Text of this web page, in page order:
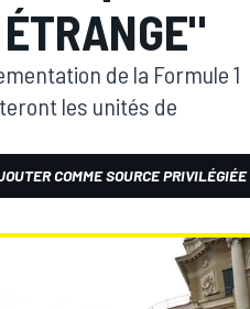
de la Formule 1
les unités de
COMME SOURCE PRIVILÉGIÉE